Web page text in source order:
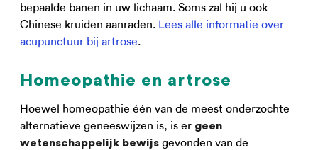
bepaalde banen in uw lichaam. Soms zal hij u ook
Chinese kruiden aanraden. Lees alle informatie over
acupunctuur bij artrose.
Homeopathie en artrose
Hoewel homeopathie één van de meest onderzochte
alternatieve geneeswijzen is, is er geen
wetenschappelijk bewijs gevonden van de